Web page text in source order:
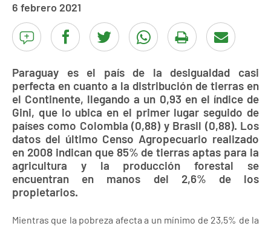
6 febrero 2021
Paraguay es el país de la desigualdad casi
perfecta en cuanto a la distribución de tierras en
el Continente, llegando a un 0,93 en el índice de
Gini, que lo ubica en el primer lugar seguido de
países como Colombia (0,88) y Brasil (0,88). Los
datos del último Censo Agropecuario realizado
en 2008 indican que 85% de tierras aptas para la
agricultura y la producción forestal se
encuentran en manos del 2,6% de los
propietarios.
Mientras que la pobreza afecta a un mínimo de 23,5% de la